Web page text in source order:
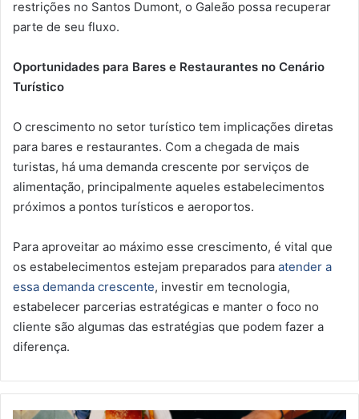
restrições no Santos Dumont, o Galeão possa recuperar
parte de seu fluxo.
Oportunidades para Bares e Restaurantes no Cenário
Turístico
O crescimento no setor turístico tem implicações diretas
para bares e restaurantes. Com a chegada de mais
turistas, há uma demanda crescente por serviços de
alimentação, principalmente aqueles estabelecimentos
próximos a pontos turísticos e aeroportos.
Para aproveitar ao máximo esse crescimento, é vital que
os estabelecimentos estejam preparados para atender a
essa demanda crescente, investir em tecnologia,
estabelecer parcerias estratégicas e manter o foco no
cliente são algumas das estratégias que podem fazer a
diferença.